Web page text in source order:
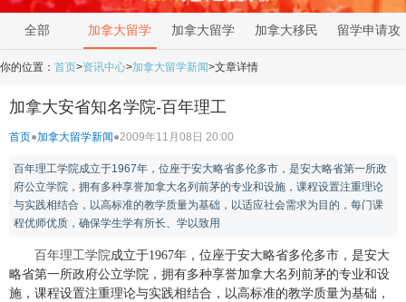
全部 加拿大留学
新闻
加拿大留学
资讯
加拿大移民 留学申请攻
你的位置： 首页>资讯中心>加拿大留学新闻>文章详情
加拿大安省知名学院-百年理工
首页●加拿大留学新闻●2009年11月08日 20:00
百年理工学院成立于1967年，位座于安大略省多伦多市，是安大略省第一所政
府公立学院，拥有多种享誉加拿大名列前茅的专业和设施，课程设置注重理论
与实践相结合，以高标准的教学质量为基础，以适应社会需求为目的，每门课
程优师优质，确保学生学有所长、学以致用
百年理工学院成立于1967年，位座于安大略省多伦多市，是安大
略省第一所政府公立学院，拥有多种享誉加拿大名列前茅的专业和设
施，课程设置注重理论与实践相结合，以高标准的教学质量为基础，